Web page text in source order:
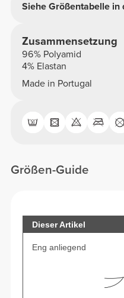
Siehe Größentabelle in
Zusammensetzung
96% Polyamid
4% Elastan
Made in Portugal
Größen-Guide
Dieser Artikel
Eng anliegend